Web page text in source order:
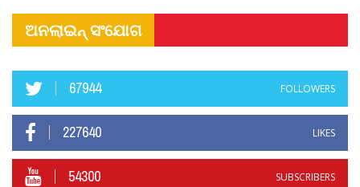
ଅନଲାଇନ୍ ସଂଯୋଗ
67944 FOLLOWERS
227640 LIKES
54300 SUBSCRIBERS